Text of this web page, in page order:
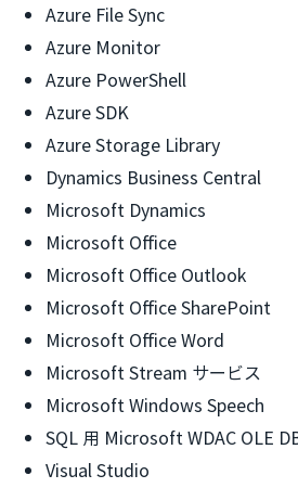
Azure File Sync
Azure Monitor
Azure PowerShell
Azure SDK
Azure Storage Library
Dynamics Business Central
Microsoft Dynamics
Microsoft Office
Microsoft Office Outlook
Microsoft Office SharePoint
Microsoft Office Word
Microsoft Stream サービス
Microsoft Windows Speech
SQL 用 Microsoft WDAC OLE
Visual Studio